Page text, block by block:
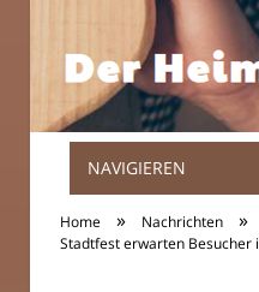
NAVIGIEREN
Home » Nachrichten »
Stadtfest erwarten Besucher